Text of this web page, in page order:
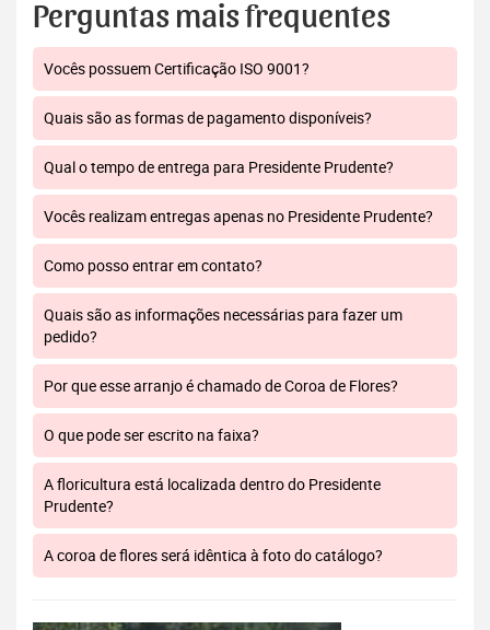
Perguntas mais frequentes
Vocês possuem Certificação ISO 9001?
Quais são as formas de pagamento disponíveis?
Qual o tempo de entrega para Presidente Prudente?
Vocês realizam entregas apenas no Presidente Prudente?
Como posso entrar em contato?
Quais são as informações necessárias para fazer um
pedido?
Por que esse arranjo é chamado de Coroa de Flores?
O que pode ser escrito na faixa?
A floricultura está localizada dentro do Presidente
Prudente?
A coroa de flores será idêntica à foto do catálogo?